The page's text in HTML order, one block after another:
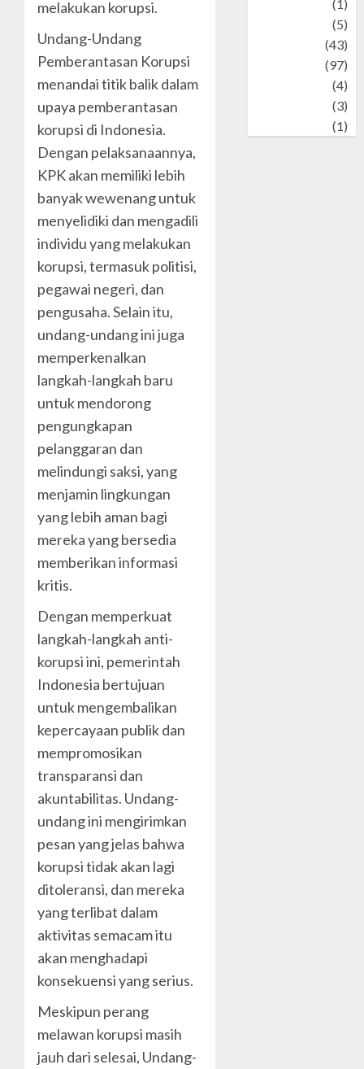
melakukan korupsi.
Undang-Undang
Pemberantasan Korupsi
menandai titik balik dalam
upaya pemberantasan
korupsi di Indonesia.
Dengan pelaksanaannya,
KPK akan memiliki lebih
banyak wewenang untuk
menyelidiki dan mengadili
individu yang melakukan
korupsi, termasuk politisi,
pegawai negeri, dan
pengusaha. Selain itu,
undang-undang ini juga
memperkenalkan
langkah-langkah baru
untuk mendorong
pengungkapan
pelanggaran dan
melindungi saksi, yang
menjamin lingkungan
yang lebih aman bagi
mereka yang bersedia
memberikan informasi
kritis.
Dengan memperkuat
langkah-langkah anti-
korupsi ini, pemerintah
Indonesia bertujuan
untuk mengembalikan
kepercayaan publik dan
mempromosikan
transparansi dan
akuntabilitas. Undang-
undang ini mengirimkan
pesan yang jelas bahwa
korupsi tidak akan lagi
ditoleransi, dan mereka
yang terlibat dalam
aktivitas semacam itu
akan menghadapi
konsekuensi yang serius.
Meskipun perang
melawan korupsi masih
jauh dari selesai, Undang-
(1)
(5)
(43)
(97)
(4)
(3)
(1)